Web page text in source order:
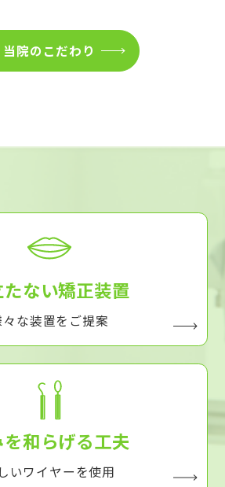
当院のこだわり
たない矯正装置
々な装置をご提案
和らげる工夫
いワイヤーを使用